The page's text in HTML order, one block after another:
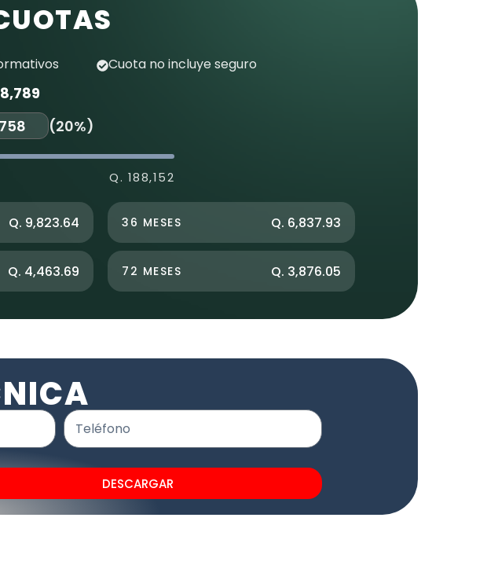
Cuota no incluye seguro
(20%)
Q. 188,152
Q. 9,823.64 36 MESES Q. 6,837.93
Q. 4,463.69 72 MESES Q. 3,876.05
Teléfono
DESCARGAR